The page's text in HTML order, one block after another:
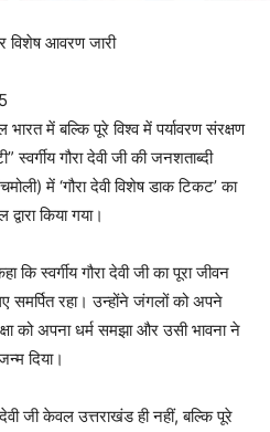
विशेष आवरण जारी
में बल्कि पूरे विश्व में पर्यावरण संरक्षण
गौरा देवी जी की जनशताब्दी
में ‘गौरा देवी विशेष डाक टिकट’ का
किया गया।
कि स्वर्गीय गौरा देवी जी का पूरा जीवन
समर्पित रहा। उन्होंने जंगलों को अपने
को अपना धर्म समझा और उसी भावना ने
दिया।
जी केवल उत्तराखंड ही नहीं, बल्कि पूरे